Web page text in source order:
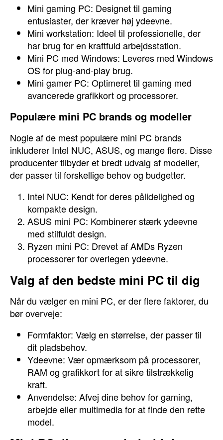
Mini gaming PC: Designet til gaming
entusiaster, der kræver høj ydeevne.
Mini workstation: Ideel til professionelle, der
har brug for en kraftfuld arbejdsstation.
Mini PC med Windows: Leveres med Windows
OS for plug-and-play brug.
Mini gamer PC: Optimeret til gaming med
avancerede grafikkort og processorer.
Populære mini PC brands og modeller
Nogle af de mest populære mini PC brands
inkluderer Intel NUC, ASUS, og mange flere. Disse
producenter tilbyder et bredt udvalg af modeller,
der passer til forskellige behov og budgetter.
Intel NUC: Kendt for deres pålidelighed og
kompakte design.
ASUS mini PC: Kombinerer stærk ydeevne
med stilfuldt design.
Ryzen mini PC: Drevet af AMDs Ryzen
processorer for overlegen ydeevne.
Valg af den bedste mini PC til dig
Når du vælger en mini PC, er der flere faktorer, du
bør overveje:
Formfaktor: Vælg en størrelse, der passer til
dit pladsbehov.
Ydeevne: Vær opmærksom på processorer,
RAM og grafikkort for at sikre tilstrækkelig
kraft.
Anvendelse: Afvej dine behov for gaming,
arbejde eller multimedia for at finde den rette
model.